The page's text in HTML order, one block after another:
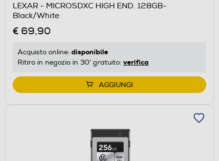
LEXAR - MICROSDXC HIGH END. 128GB-
Black/White
€ 69,90
Acquisto online: disponibile
Ritiro in negozio in 30' gratuito: verifica
AGGIUNGI